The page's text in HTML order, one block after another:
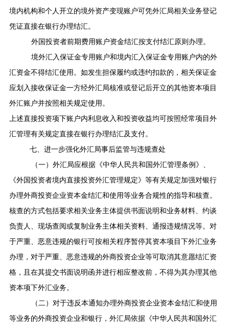
境内机构和个人开立的境外资产变现账户可凭外汇局相关业务登记
凭证直接在银行办理结汇。
外国投资者前期费用账户资金结汇按支付结汇原则办理。
境外汇入保证金专用账户和境内汇入保证金专用账户内的外
汇资金不得结汇使用。如发生担保履约或违约扣款的，相关保证金
应划入接收保证金一方经外汇局核准或登记后开立的其他资本项目
外汇账户并按照相关规定使用。
上述直接投资项下账户内利息收入和投资收益均可按照经常项目外
汇管理有关规定直接在银行办理结汇及支付。
七、进一步强化外汇局事后监管与违规查处
（一）外汇局应根据《中华人民共和国外汇管理条例》、
《外国投资者境内直接投资外汇管理规定》等有关规定加强对银行
办理外商投资企业资本金结汇和使用等业务合规性的指导和核查。
核查的方式包括要求相关业务主体提供书面说明和业务材料、约谈
负责人、现场查阅或复制业务主体相关资料、通报违规情况等。对
于严重、恶意违规的银行可按相关程序暂停其资本项目下外汇业务
办理，对于严重、恶意违规的外商投资企业等可取消其意愿结汇资
格，且在其提交书面说明函并进行相应整改前，不得为其办理其他
资本项下外汇业务。
（二）对于违反本通知办理外商投资企业资本金结汇和使用
等业务的外商投资企业和银行，外汇局依据《中华人民共和国外汇